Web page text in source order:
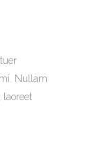
Nullam
laoreet